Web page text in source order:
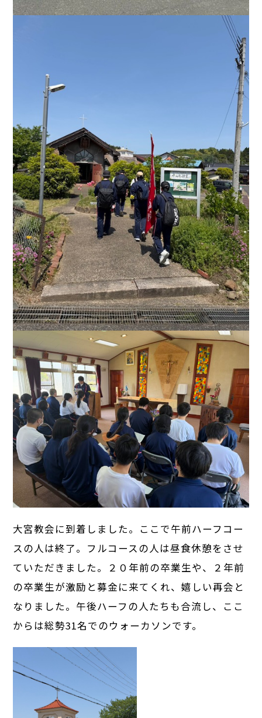
大宮教会に到着しました。ここで午前ハーフコー
スの人は終了。フルコースの人は昼食休憩をさせ
ていただきました。２０年前の卒業生や、２年前
の卒業生が激励と募金に来てくれ、嬉しい再会と
なりました。午後ハーフの人たちも合流し、ここ
からは総勢31名でのウォーカソンです。